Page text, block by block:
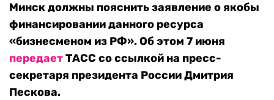
Минск должны пояснить заявление о якобы
финансировании данного ресурса
«бизнесменом из РФ». Об этом 7 июня
передаетТАСС со ссылкой на пресс-
секретаря президента России Дмитрия
Пескова.